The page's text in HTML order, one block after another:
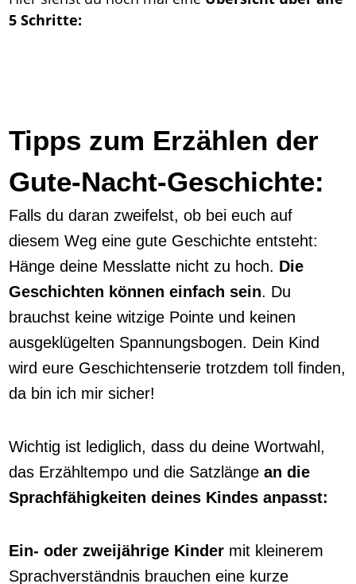
5 Schritte:
Tipps zum Erzählen der
Gute-Nacht-Geschichte:
Falls du daran zweifelst, ob bei euch auf
diesem Weg eine gute Geschichte entsteht:
Hänge deine Messlatte nicht zu hoch. Die
Geschichten können einfach sein. Du
brauchst keine witzige Pointe und keinen
ausgeklügelten Spannungsbogen. Dein Kind
wird eure Geschichtenserie trotzdem toll finden,
da bin ich mir sicher!
Wichtig ist lediglich, dass du deine Wortwahl,
das Erzähltempo und die Satzlänge an die
Sprachfähigkeiten deines Kindes anpasst:
Ein- oder zweijährige Kindermit kleinerem
Sprachverständnis brauchen eine kurze